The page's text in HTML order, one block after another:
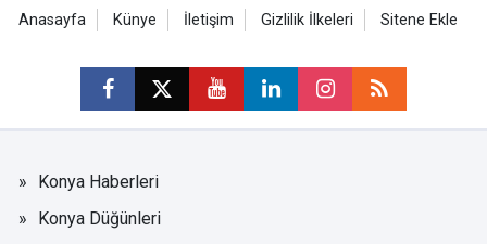
Anasayfa Künye İletişim Gizlilik İlkeleri Sitene Ekle
Konya Haberleri
Konya Düğünleri